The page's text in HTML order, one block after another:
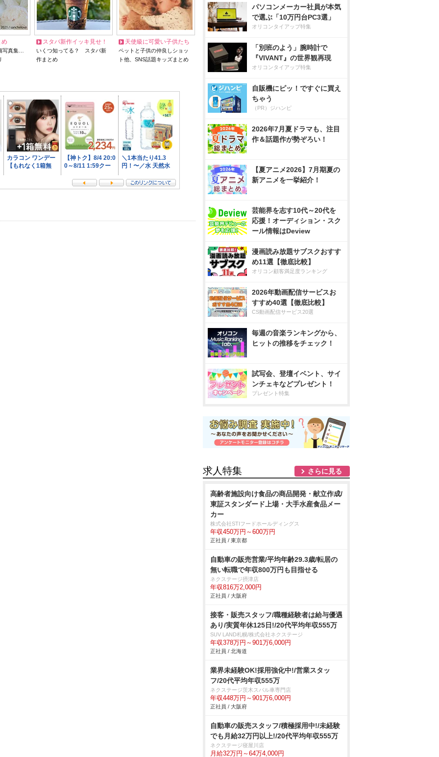
め
写真集…
スタバ新作イッキ見せ！
いくつ知ってる？ スタバ新
作まとめ
天使級に可愛い子供たち
ペットと子供の仲良しショッ
ト他、SNS話題キッズまとめ
パソコンメーカー社員が本気
で選ぶ「10万円台PC3選」
オリコンタイアップ特集
「別班のよう」腕時計で
『VIVANT』の世界観再現
オリコンタイアップ特集
自販機にピッ！ですぐに買え
ちゃう
（PR）ジハンピ
2026年7月夏ドラマも、注目
作＆話題作が勢ぞろい！
【夏アニメ2026】7月期夏の
新アニメを一挙紹介！
芸能界を志す10代～20代を
応援！オーディション・スク
ール情報はDeview
漫画読み放題サブスクおすす
め11選【徹底比較】
オリコン顧客満足度ランキング
2026年動画配信サービスお
すすめ40選【徹底比較】
CS動画配信サービス20選
毎週の音楽ランキングから、
ヒットの推移をチェック！
試写会、登壇イベント、サイ
ンチェキなどプレゼント！
プレゼント特集
求人特集 さらに見る
高齢者施設向け食品の商品開発・献立作成/
東証スタンダード上場・大手水産食品メー
カー
株式会社STIフードホールディングス
年収450万円～600万円
正社員 / 東京都
自動車の販売営業/平均年齢29.3歳/転居の
無い転職で年収800万円も目指せる
ネクステージ摂津店
年収816万2,000円
正社員 / 大阪府
接客・販売スタッフ/職種経験者は給与優遇
あり/実質年休125日!/20代平均年収555万
SUV LAND札幌/株式会社ネクステージ
年収378万円～901万6,000円
正社員 / 北海道
業界未経験OK!採用強化中!/営業スタッ
フ/20代平均年収555万
ネクステージ茨木スバル車専門店
年収448万円～901万6,000円
正社員 / 大阪府
自動車の販売スタッフ/積極採用中!/未経験
でも月給32万円以上!/20代平均年収555万
ネクステージ寝屋川店
月給32万円～64万4,000円